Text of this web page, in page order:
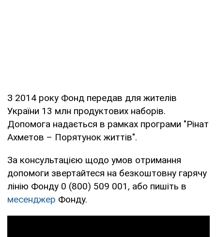
З 2014 року Фонд передав для жителів
України 13 млн продуктових наборів.
Допомога надається в рамках програми "Рінат
Ахметов – Порятунок життів".
За консультацією щодо умов отримання
допомоги звертайтеся на безкоштовну гарячу
лінію Фонду 0 (800) 509 001, або пишіть в
месенджер Фонду.